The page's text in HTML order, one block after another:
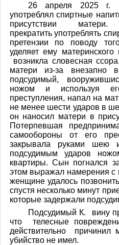
26 апреля 2025 г.
употреблял спиртные
присутствии матери.
прекратить употреблять
претензии по поводу
уделяет ему
возникла словесная
матери из-за внезапно
подсудимый,
ножом и используя
преступления, напал на
не менее шести ударов в
он наносил матери в
Потерпевшая
самообороны от его
закрывала руками шею
подсудимым ударов
квартиры. Сын погнался
этом выражал намерения с
женщине удалось
спустя несколько минут
которые задержали
Подсудимый К.
вину
что телесные
действительно
убийство не имел.